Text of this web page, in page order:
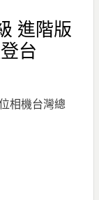
進階版
台
相機台灣總